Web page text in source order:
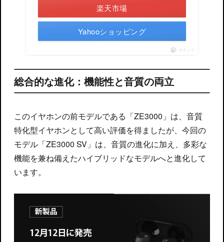
楽天市場
Yahooショッピング
ポチップ
総合的な進化：機能性と音質の両立
このイヤホンの前モデルである「ZE3000」は、音質
特化型イヤホンとして高い評価を得ましたが、今回の
モデル「ZE3000 SV」は、音質の進化に加え、多彩な
機能を兼ね備えたハイブリッドなモデルへと進化して
います。